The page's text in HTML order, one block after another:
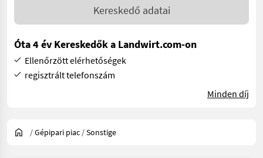
Kereskedő adatai
Óta 4 év Kereskedők a Landwirt.com-on
Ellenőrzött elérhetőségek
regisztrált telefonszám
Minden díj
/Gépipari piac /Sonstige